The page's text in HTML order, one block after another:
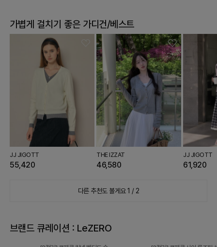
가볍게 걸치기 좋은 가디건/베스트
JJ JIGOTT
55,420
THE IZZAT
46,580
JJ JIGOTT
61,920
다른 추천도 볼게요1 / 2
브랜드 큐레이션 : LeZERO